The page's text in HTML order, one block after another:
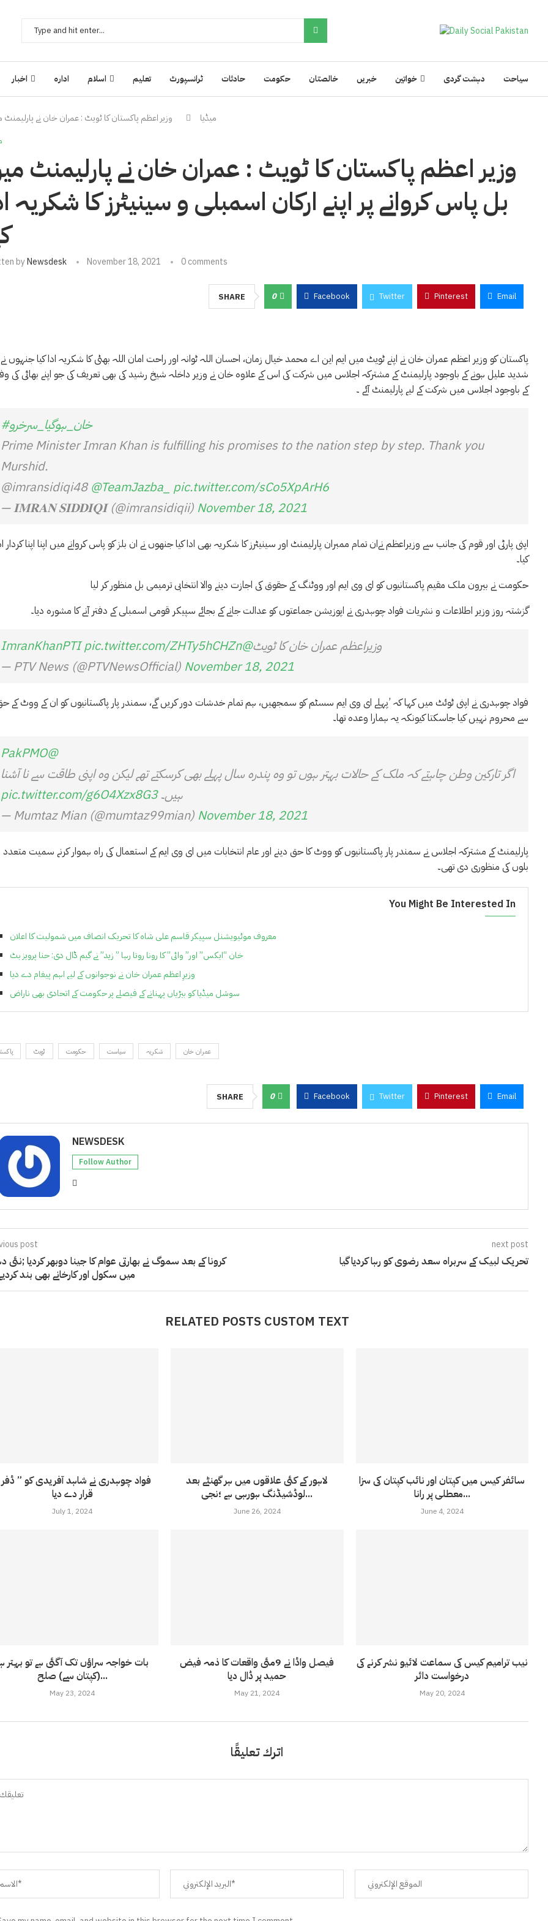
اخبار ادارہ اسلام تعلیم ٹرانسپورٹ حادثات حکومت خالصتان خبریں خواتین دہشت گردی سیاحت
میڈیا وزیر اعظم پاکستان کا ٹویٹ : عمران خان نے پارلیمنٹ
وزیر اعظم پاکستان کا ٹویٹ : عمران خان نے پارلیمنٹ
بل پاس کروانے پر اپنے ارکان اسمبلی و سینیٹرز کا شکریہ
byNewsdesk November 18, 2021 0 comments
SHARE 0 Facebook Twitter Pinterest Email
پاکستان کو وزیر اعظم عمران خان نے اپنے ٹویٹ میں ایم این اے محمد خیال زمان، احسان اللہ ٹوانہ اور راحت امان اللہ بھٹی کا شکریہ ادا کیا جنہوں نے
شدید علیل ہونے کے باوجود پارلیمنٹ کے مشترکہ اجلاس میں شرکت کی اس کے علاوہ خان نے وزیر داخلہ شیخ رشید کی بھی تعریف کی جو اپنے بھائی کی
کے باوجود اجلاس میں شرکت کے لیے پارلیمنٹ آئے ۔
#خان_ہوگیا_سرخرو
Prime Minister Imran Khan is fulfilling his promises to the nation step by step. Thank you
Murshid.
@imransidiqi48 @TeamJazba_ pic.twitter.com/sCo5XpArH6
— 𝐈𝐌𝐑𝐀𝐍 𝐒𝐈𝐃𝐃𝐈𝐐𝐈 (@imransidiqii) November 18, 2021
اپنی پارٹی اور قوم کی جانب سے وزیراعظم نےان تمام ممبران پارلیمنٹ اور سینیٹرز کا شکریہ بھی ادا کیا جنھوں نے ان بلز کو پاس کروانے میں اپنا اپنا کردار
کیا۔
حکومت نے بیرون ملک مقیم پاکستانیوں کو ای وی ایم اور ووٹنگ کے حقوق کی اجازت دینے والا انتخابی ترمیمی بل منظور کر لیا
گزشتہ روز وزیر اطلاعات و نشریات فواد چوہدری نے اپوزیشن جماعتوں کو عدالت جانے کے بجائے سپیکر قومی اسمبلی کے دفتر آنے کا مشورہ دیا۔
وزیراعظم عمران خان کا ٹویٹ@ImranKhanPTI
pic.twitter.com/ZHTy5hCHZn
— PTV News (@PTVNewsOfficial) November 18, 2021
فواد چوہدری نے اپنی ٹوئٹ میں کہا کہ ’پہلے ای وی ایم سسٹم کو سمجھیں، ہم تمام خدشات دور کریں گے، سمندر پار پاکستانیوں کو ان کے ووٹ کے
سے محروم نہیں کیا جاسکتا کیونکہ یہ ہمارا وعدہ تھا۔
@PakPMO
اگر تارکین وطن چاہتے کہ ملک کے حالات بہتر ہوں تو وہ پندرہ سال پہلے بھی کرسکتے تھے لیکن وہ اپنی طاقت سے نا آشنا
ہیں۔pic.twitter.com/g6O4Xzx8G3
— Mumtaz Mian (@mumtaz99mian) November 18, 2021
پارلیمنٹ کے مشترکہ اجلاس نے سمندر پار پاکستانیوں کو ووٹ کا حق دینے اور عام انتخابات میں ای وی ایم کے استعمال کی راہ ہموار کرنے سمیت متعدد
بلوں کی منظوری دی تھی۔
You Might Be Interested In
معروف موٹیویشنل سپیکر قاسم علی شاہ کا تحریک انصاف میں شمولیت کا اعلان
خان “ایکس” اور” وائی” کا رونا روتا رہا ” زید” نے گیم ڈال دی: حنا پرویز بٹ
وزیرِ اعظم عمران خان نے نوجوانوں کے لیے اہم پیغام دے دیا
سوشل میڈیا کو بیڑیاں پہنانے کے فیصلے پر حکومت کے اتحادی بھی ناراض
ٹویٹ حکومت سیاست شکریہ عمران خان
SHARE 0 Facebook Twitter Pinterest Email
NEWSDESK
Follow Author
post
کرونا کے بعد سموگ نے بھارتی عوام کا جینا دوبھر کردیا ;نئی
میں سکول اور کارخانے بھی بند
next post
تحریک لبیک کے سربراہ سعد رضوی کو رہا کردیا گیا
RELATED POSTS CUSTOM TEXT
فواد چوہدری نے شاہد آفریدی کو ”
قرار دے دیا
July 1, 2024
لاہور کے کئی علاقوں میں ہر گھنٹے بعد
لوڈشیڈنگ ہورہی ہے ؛نجی...
June 26, 2024
سائفر کیس میں کپتان اور نائب کپتان کی سزا
معطلی پر رانا...
June 4, 2024
بات خواجہ سراؤں تک آگئی ہے تو بہتر
(کپتان سے) صلح...
May 23, 2024
فیصل واڈا نے 9مئی واقعات کا ذمہ فیض
حمید پر ڈال دیا
May 21, 2024
نیب ترامیم کیس کی سماعت لائیو نشر کرنے کی
درخواست دائر
May 20, 2024
اترك تعليقًا